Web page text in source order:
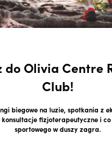
do Olivia Centre
Club!
biegowe na luzie, spotkania z
fizjoterapeutyczne i
sportowego w duszy zagra.